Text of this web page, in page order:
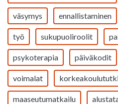
väsymys ennallistaminen
työ sukupuoliroolit
psykoterapia päiväkodit
voimalat
maaseutumatkailu